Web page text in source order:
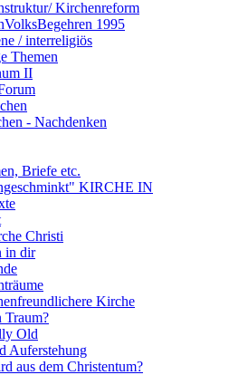
Kirchenreform
1995
/ interreligiös
Themen
II
- Nachdenken
Briefe etc.
KIRCHE IN
Christi
in dir
Kirche
Traum?
Old
Auferstehung
aus dem Christentum?